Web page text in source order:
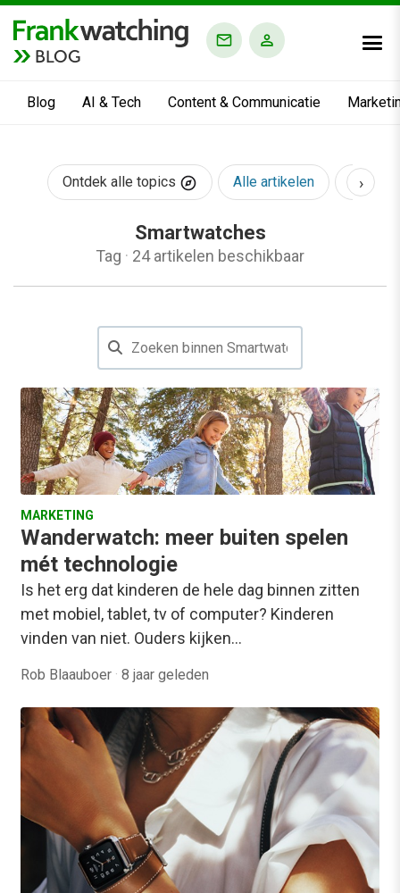
BLOG
Blog AI & Tech Content & Communicatie
Ontdek alle topics Alle artikelen AI &
›
Smartwatches
Tag · 24 artikelen beschikbaar
MARKETING
Wanderwatch: meer buiten spelen
mét technologie
Is het erg dat kinderen de hele dag binnen zitten
met mobiel, tablet, tv of computer? Kinderen
vinden van niet. Ouders kijken…
Rob Blaauboer · 8 jaar geleden